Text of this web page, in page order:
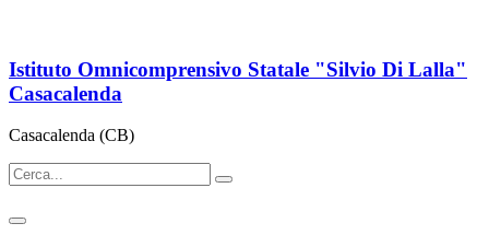
Istituto Omnicomprensivo Statale "Silvio Di Lalla"
Casacalenda
Casacalenda (CB)